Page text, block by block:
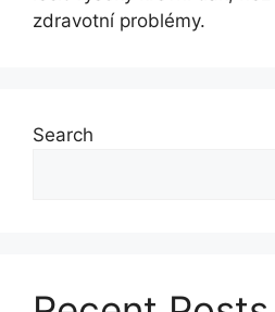
zdravotní problémy.
Search